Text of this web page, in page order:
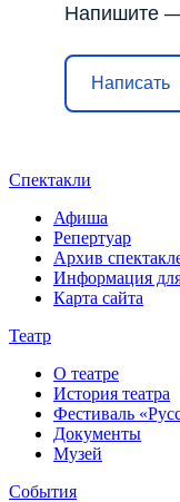
Напишите
Написать
Спектакли
Афиша
Репертуар
Архив
Информация
Карта сайта
Театр
О театре
История театра
Фестиваль
Документы
Музей
События